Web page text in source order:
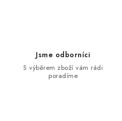
Jsme odborníci
S výběrem zboží vám rádi
poradíme